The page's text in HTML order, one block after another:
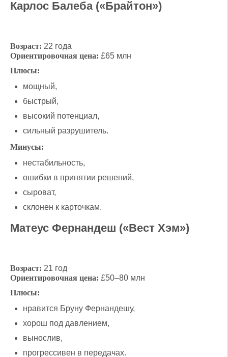
Карлос Балеба («Брайтон»)
Возраст: 22 года
Ориентировочная цена: £65 млн
Плюсы:
мощный,
быстрый,
высокий потенциал,
сильный разрушитель.
Минусы:
нестабильность,
ошибки в принятии решений,
сыроват,
склонен к карточкам.
Матеус Фернандеш («Вест Хэм»)
Возраст: 21 год
Ориентировочная цена: £50–80 млн
Плюсы:
нравится Бруну Фернандешу,
хорош под давлением,
вынослив,
прогрессивен в передачах.